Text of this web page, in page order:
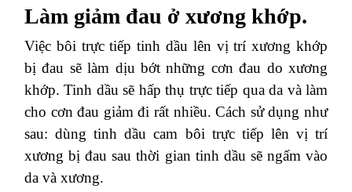
Làm giảm đau ở xương khớp.
Việc bôi trực tiếp tinh dầu lên vị trí xương khớp
bị đau sẽ làm dịu bớt những cơn đau do xương
khớp. Tinh dầu sẽ hấp thụ trực tiếp qua da và làm
cho cơn đau giảm đi rất nhiều. Cách sử dụng như
sau: dùng tinh dầu cam bôi trực tiếp lên vị trí
xương bị đau sau thời gian tinh dầu sẽ ngấm vào
da và xương.